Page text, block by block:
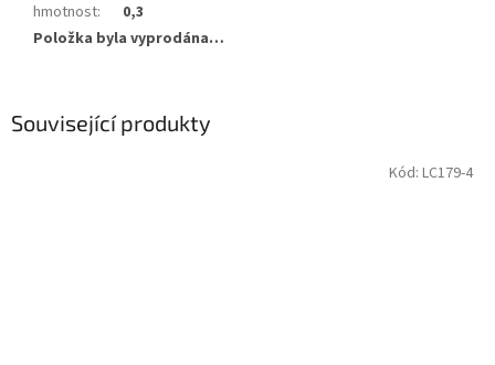
Související produkty
Kód: LC179-4
hmotnost:
0,3
Položka byla vyprodána…